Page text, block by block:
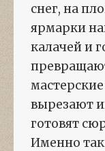
снег, на
ярмарки
калачей и
вырезают
готовят
Именно